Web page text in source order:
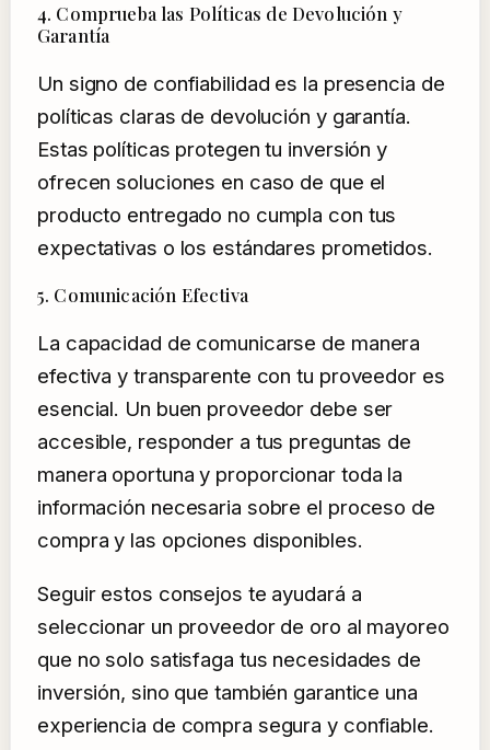
4. Comprueba las Políticas de Devolución y
Garantía
Un signo de confiabilidad es la presencia de
políticas claras de devolución y garantía.
Estas políticas protegen tu inversión y
ofrecen soluciones en caso de que el
producto entregado no cumpla con tus
expectativas o los estándares prometidos.
5. Comunicación Efectiva
La capacidad de comunicarse de manera
efectiva y transparente con tu proveedor es
esencial. Un buen proveedor debe ser
accesible, responder a tus preguntas de
manera oportuna y proporcionar toda la
información necesaria sobre el proceso de
compra y las opciones disponibles.
Seguir estos consejos te ayudará a
seleccionar un proveedor de oro al mayoreo
que no solo satisfaga tus necesidades de
inversión, sino que también garantice una
experiencia de compra segura y confiable.